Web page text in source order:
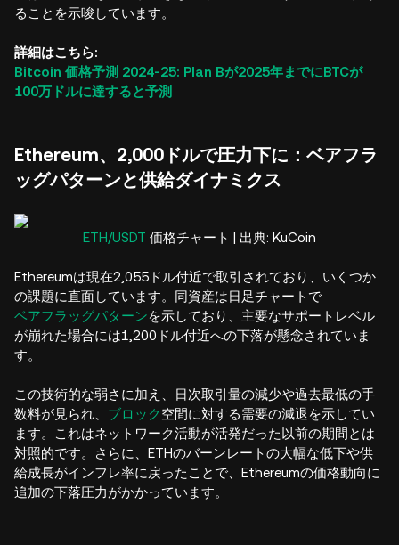
ることを示唆しています。
詳細はこちら:
Bitcoin 価格予測 2024-25: Plan Bが2025年までにBTCが
100万ドルに達すると予測
Ethereum、2,000ドルで圧力下に：ベアフラ
ッグパターンと供給ダイナミクス
ETH/USDT 価格チャート | 出典: KuCoin
Ethereumは現在2,055ドル付近で取引されており、いくつか
の課題に直面しています。同資産は日足チャートで
ベアフラッグパターンを示しており、主要なサポートレベル
が崩れた場合には1,200ドル付近への下落が懸念されていま
す。
この技術的な弱さに加え、日次取引量の減少や過去最低の手
数料が見られ、 ブロック空間に対する需要の減退を示してい
ます。これはネットワーク活動が活発だった以前の期間とは
対照的です。さらに、ETHのバーンレートの大幅な低下や供
給成長がインフレ率に戻ったことで、Ethereumの価格動向に
追加の下落圧力がかかっています。